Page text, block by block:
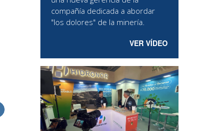
compañía dedicada a abordar
"los dolores" de la minería.
VER VÍDEO